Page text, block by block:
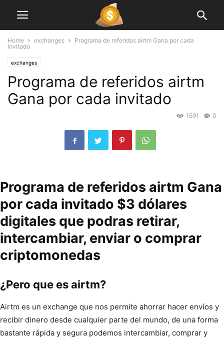
Home exchanges
Programa de referidos airtm Gana por cada
invitado
exchanges
Programa de referidos airtm
Gana por cada invitado
0
1691
Programa de referidos airtm Gana
por cada invitado $3 dólares
digitales que podras retirar,
intercambiar, enviar o comprar
criptomonedas
¿Pero que es airtm?
Airtm es un exchange que nos permite ahorrar hacer envíos y
recibir dinero desde cualquier parte del mundo, de una forma
bastante rápida y segura podemos intercambiar, comprar y